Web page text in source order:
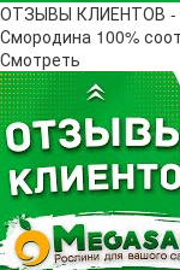
ОТЗЫВЫ КЛИЕНТОВ -
Смородина 100%
Смотреть